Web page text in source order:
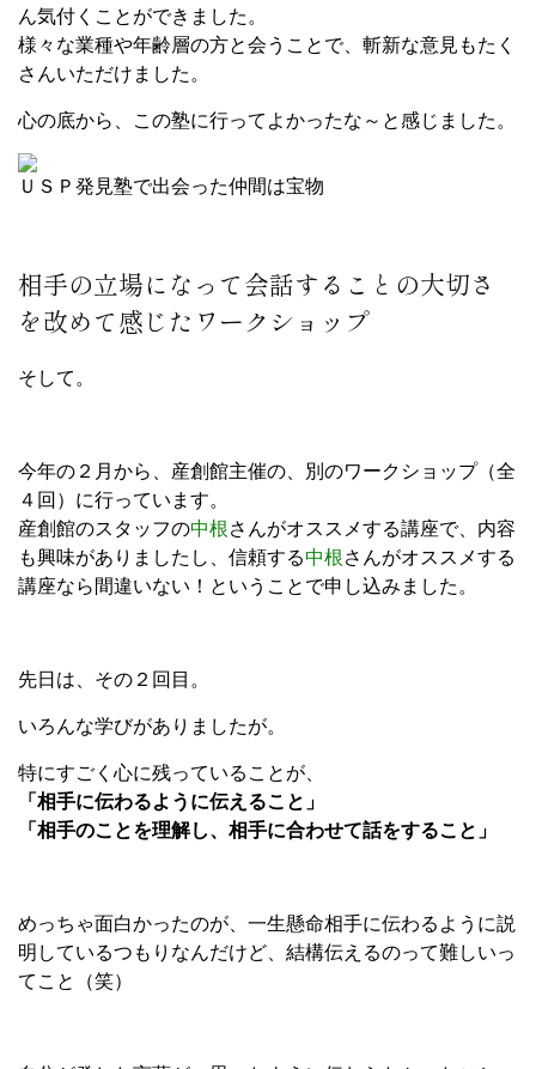
ん気付くことができました。
様々な業種や年齢層の方と会うことで、斬新な意見もたく
さんいただけました。
心の底から、この塾に行ってよかったな～と感じました。
ＵＳＰ発見塾で出会った仲間は宝物
相手の立場になって会話することの大切さ
を改めて感じたワークショップ
そして。
今年の２月から、産創館主催の、別のワークショップ（全
４回）に行っています。
産創館のスタッフの中根さんがオススメする講座で、内容
も興味がありましたし、信頼する中根さんがオススメする
講座なら間違いない！ということで申し込みました。
先日は、その２回目。
いろんな学びがありましたが。
特にすごく心に残っていることが、
「相手に伝わるように伝えること」
「相手のことを理解し、相手に合わせて話をすること」
めっちゃ面白かったのが、一生懸命相手に伝わるように説
明しているつもりなんだけど、結構伝えるのって難しいっ
てこと（笑）